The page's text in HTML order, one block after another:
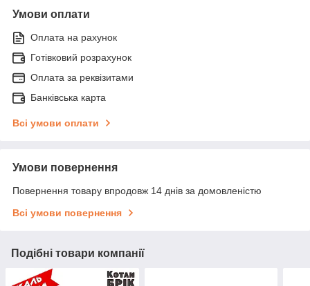
Умови оплати
Оплата на рахунок
Готівковий розрахунок
Оплата за реквізитами
Банківська карта
Всі умови оплати
Умови повернення
Повернення товару впродовж 14 днів за домовленістю
Всі умови повернення
Подібні товари компанії